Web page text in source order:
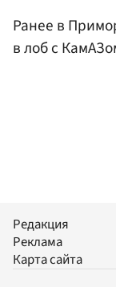
Ранее в
в лоб с
Редакция
Реклама
Карта сайта